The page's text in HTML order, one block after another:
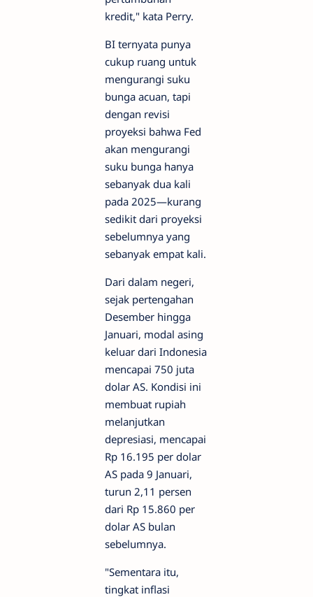
kredit," kata Perry.
BI ternyata punya
cukup ruang untuk
mengurangi suku
bunga acuan, tapi
dengan revisi
proyeksi bahwa Fed
akan mengurangi
suku bunga hanya
sebanyak dua kali
pada 2025—kurang
sedikit dari proyeksi
sebelumnya yang
sebanyak empat kali.
Dari dalam negeri,
sejak pertengahan
Desember hingga
Januari, modal asing
keluar dari Indonesia
mencapai 750 juta
dolar AS. Kondisi ini
membuat rupiah
melanjutkan
depresiasi, mencapai
Rp 16.195 per dolar
AS pada 9 Januari,
turun 2,11 persen
dari Rp 15.860 per
dolar AS bulan
sebelumnya.
"Sementara itu,
tingkat inflasi